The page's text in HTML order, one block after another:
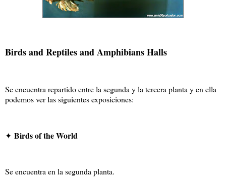
Birds and Reptiles and Amphibians Halls
Se encuentra repartido entre la segunda y la tercera planta y en ella
podemos ver las siguientes exposiciones:
✦ Birds of the World
Se encuentra en la segunda planta.